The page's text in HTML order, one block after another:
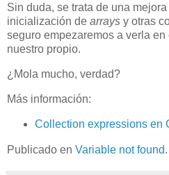
Sin duda, se trata de una
inicialización de arrays y otras
seguro empezaremos a verla
nuestro propio.
¿Mola mucho, verdad?
Más información:
Collection expressions en
Publicado en Variable not found.